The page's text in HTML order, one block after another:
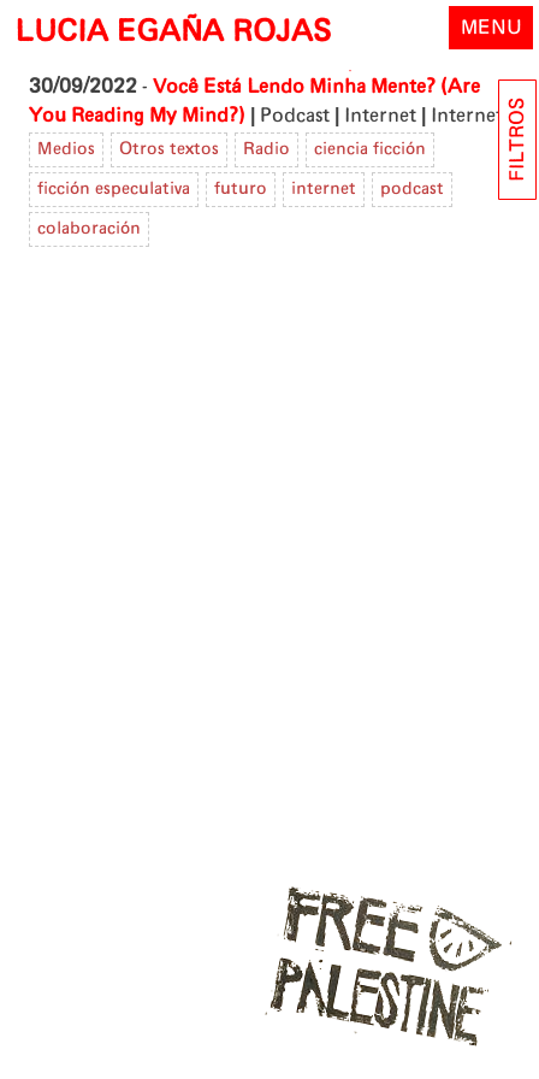
Skip
content
LUCIA EGAÑA ROJAS MENU
30/09/2022 - Você Está Lendo Minha Mente? (Are
You Reading My Mind?)
Podcast Internet Internet
Medios Otros textos Radio ciencia ficción
ficción especulativa futuro internet podcast
colaboración
FILTROS